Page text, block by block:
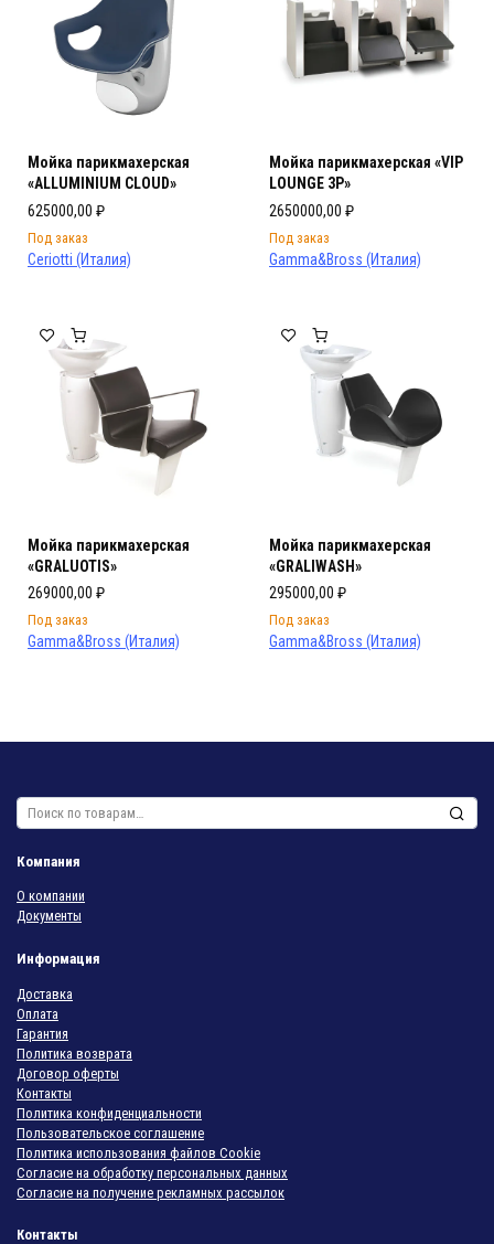
Мойка парикмахерская
«ALLUMINIUM CLOUD»
625000,00 ₽
Под заказ
Ceriotti (Италия)
Мойка парикмахерская «VIP
LOUNGE 3P»
2650000,00 ₽
Под заказ
Gamma&Bross (Италия)
Мойка парикмахерская
«GRALUOTIS»
269000,00 ₽
Под заказ
Gamma&Bross (Италия)
Мойка парикмахерская
«GRALIWASH»
295000,00 ₽
Под заказ
Gamma&Bross (Италия)
Искать:
Компания
О компании
Документы
Информация
Доставка
Оплата
Гарантия
Политика возврата
Договор оферты
Контакты
Политика конфиденциальности
Пользовательское соглашение
Политика использования файлов Cookie
Согласие на обработку персональных данных
Согласие на получение рекламных рассылок
Контакты